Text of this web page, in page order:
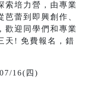
索培力營，由專業
蕾到即興創作、
歡迎同學們和專業
天! 免費報名，錯
16(四)